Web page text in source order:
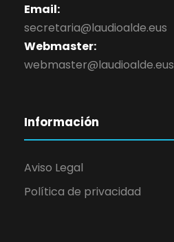
Email:
secretaria@laudioalde.eus
Webmaster:
webmaster@laudioalde.eus
Información
Aviso Legal
Política de privacidad